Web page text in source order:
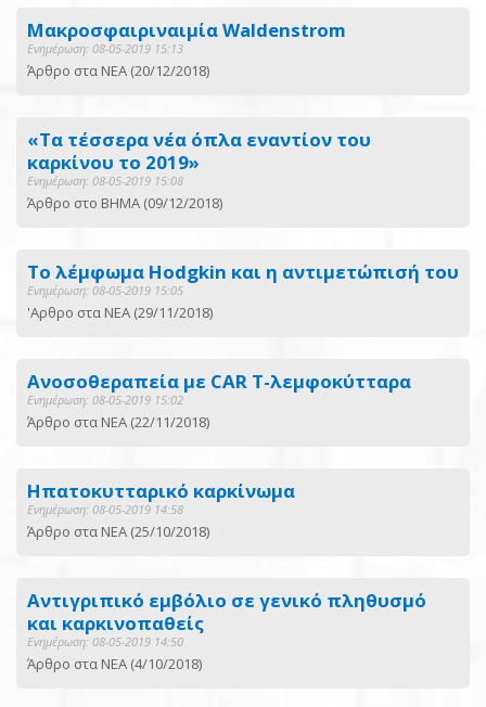
Μακροσφαιριναιμία Waldenstrom
Ενημέρωση: 08-05-2019 15:13
Άρθρο στα ΝΕΑ (20/12/2018)
«Τα τέσσερα νέα όπλα εναντίον του
καρκίνου το 2019»
Ενημέρωση: 08-05-2019 15:08
Άρθρο στο ΒΗΜΑ (09/12/2018)
Το λέμφωμα Hodgkin και η αντιμετώπισή του
Ενημέρωση: 08-05-2019 15:05
'Αρθρο στα ΝΕΑ (29/11/2018)
Ανοσοθεραπεία με CAR Τ-λεμφοκύτταρα
Ενημέρωση: 08-05-2019 15:02
Άρθρο στα ΝΕΑ (22/11/2018)
Ηπατοκυτταρικό καρκίνωμα
Ενημέρωση: 08-05-2019 14:58
Άρθρο στα ΝΕΑ (25/10/2018)
Αντιγριπικό εμβόλιο σε γενικό πληθυσμό
και καρκινοπαθείς
Ενημέρωση: 08-05-2019 14:50
Άρθρο στα ΝΕΑ (4/10/2018)